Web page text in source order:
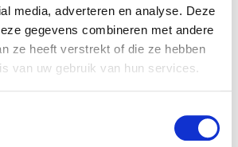
media, adverteren en analyse. Deze
gegevens combineren met andere
ze heeft verstrekt of die ze hebben
van uw gebruik van hun services.
connector. Geschikt voor o.a.